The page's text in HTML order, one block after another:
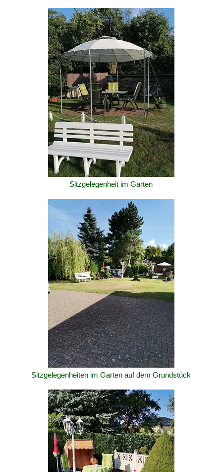
Sitzgelegenheit im Garten
Sitzgelegenheiten im Garten auf dem Grundstück